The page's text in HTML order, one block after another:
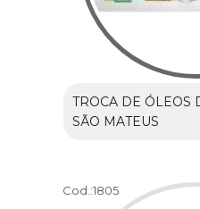
TROCA DE ÓLEOS
SÃO MATEUS
Cod.:1805